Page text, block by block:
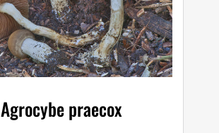
Agrocybe praecox